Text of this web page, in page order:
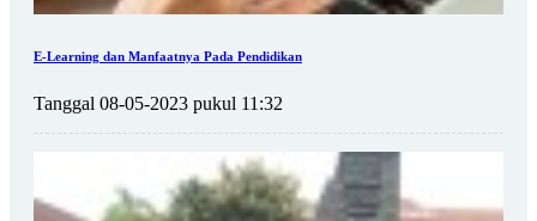
E-Learning dan Manfaatnya Pada Pendidikan
Tanggal 08-05-2023 pukul 11:32